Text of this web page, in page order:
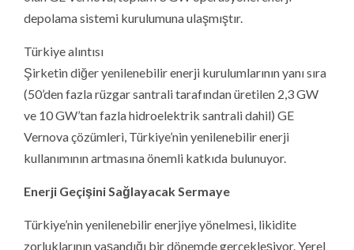
depolama sistemi kurulumuna ulaşmıştır.
Türkiye alıntısı
Şirketin diğer yenilenebilir enerji kurulumlarının yanı sıra
(50’den fazla rüzgar santrali tarafından üretilen 2,3 GW
ve 10 GW’tan fazla hidroelektrik santrali dahil) GE
Vernova çözümleri, Türkiye’nin yenilenebilir enerji
kullanımının artmasına önemli katkıda bulunuyor.
Enerji Geçişini Sağlayacak Sermaye
Türkiye’nin yenilenebilir enerjiye yönelmesi, likidite
zorluklarının yaşandığı bir dönemde gerçekleşiyor. Yerel